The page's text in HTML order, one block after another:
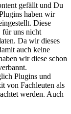
gefällt und Du
haben wir
Diese
für uns nicht
Da wir dieses
auch keine
wir diese schon
Plugins und
von Fachleuten als
werden. Auch